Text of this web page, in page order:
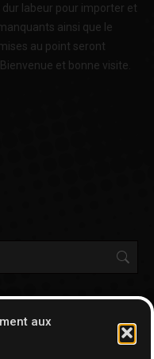
aux
labeur pour importer et
ainsi que le
au point seront
et bonne visite.